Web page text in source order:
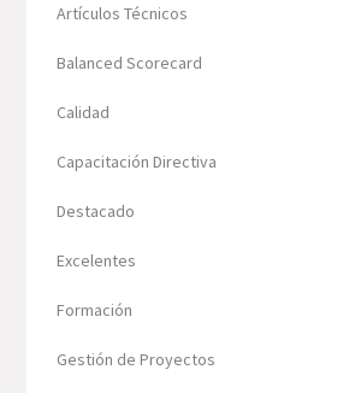
Artículos Técnicos
Balanced Scorecard
Calidad
Capacitación Directiva
Destacado
Excelentes
Formación
Gestión de Proyectos